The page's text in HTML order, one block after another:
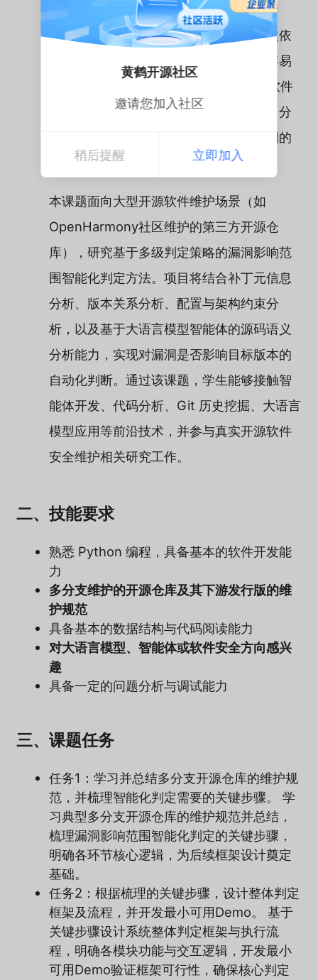
黄鹤开源社区
邀请您加入社区
稍后提醒 立即加入
目前，大多数漏洞影响范围判定工作仍然依
赖人工分析，存在效率低、成本高以及容易
遗漏的问题。尤其在 Linux 内核等复杂软件
中，由于代码规模庞大、条件编译复杂、分
支长期分叉，传统基于关键词或简单规则的
方法难以准确完成漏洞影响分析。
本课题面向大型开源软件维护场景（如
OpenHarmony社区维护的第三方开源仓
库），研究基于多级判定策略的漏洞影响范
围智能化判定方法。项目将结合补丁元信息
分析、版本关系分析、配置与架构约束分
析，以及基于大语言模型智能体的源码语义
分析能力，实现对漏洞是否影响目标版本的
自动化判断。通过该课题，学生能够接触智
能体开发、代码分析、Git 历史挖掘、大语言
模型应用等前沿技术，并参与真实开源软件
安全维护相关研究工作。
二、技能要求
熟悉 Python 编程，具备基本的软件开发能
力
多分支维护的开源仓库及其下游发行版的维
护规范
具备基本的数据结构与代码阅读能力
对大语言模型、智能体或软件安全方向感兴
趣
具备一定的问题分析与调试能力
三、课题任务
任务1：学习并总结多分支开源仓库的维护规
范，并梳理智能化判定需要的关键步骤。 学
习典型多分支开源仓库的维护规范并总结，
梳理漏洞影响范围智能化判定的关键步骤，
明确各环节核心逻辑，为后续框架设计奠定
基础。
任务2：根据梳理的关键步骤，设计整体判定
框架及流程，并开发最小可用Demo。 基于
关键步骤设计系统整体判定框架与执行流
程，明确各模块功能与交互逻辑，开发最小
可用Demo验证框架可行性，确保核心判定